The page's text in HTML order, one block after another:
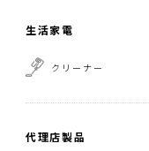
生活家電
クリーナー
代理店製品